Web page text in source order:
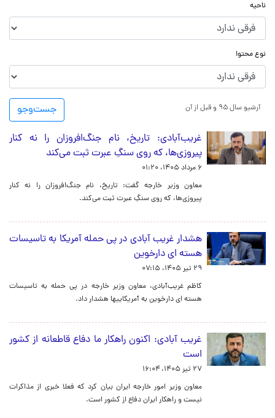
ناحیه
نوع محتوا
جست‌و‌جو آرشیو سال ۹۵ و قبل از آن
غریب‌آبادی: تاریخ، نام جنگ‌افروزان را نه کنار
پیروزی‌ها، که روی سنگِ عبرت ثبت می‌کند
۶ مرداد ۱۴۰۵، ۰۱:۲۰
معاون وزیر خارجه گفت: تاریخ، نام جنگ‌افروزان را نه کنار
پیروزی‌ها، که روی سنگِ عبرت ثبت می‌کند.
هشدار غریب آبادی در پی حمله آمریکا به تاسیسات
هسته ای دارخوین
۲۹ تیر ۱۴۰۵، ۰۷:۱۵
کاظم غریب‌آبادی، معاون وزیر خارجه در پی حمله به تاسیسات
هسته ای دارخوین به آمریکاییها هشدار داد.
غریب آبادی: اکنون راهکار ما دفاع قاطعانه از کشور
است
۲۷ تیر ۱۴۰۵، ۱۶:۰۴
معاون وزیر امور خارجه ایران بیان کرد که فعلا خبری از مذاکرات
نیست و راهکار ایران دفاع از کشور است.